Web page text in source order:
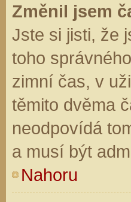
Změnil jsem
Jste si jisti, že
toho
zimní čas, v
těmito dvěma
neodpovídá
a musí být
Nahoru